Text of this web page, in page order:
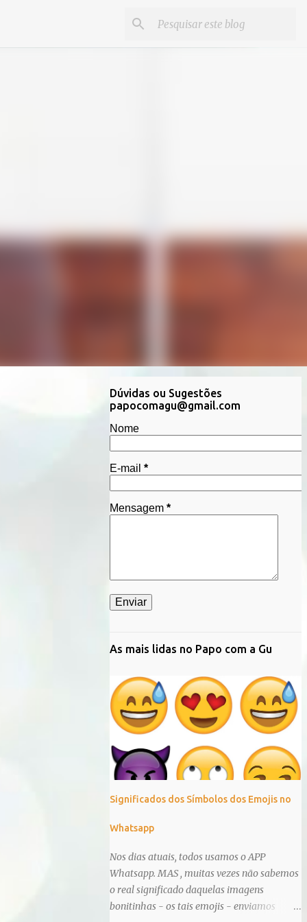
Dúvidas ou Sugestões
papocomagu@gmail.com
Nome
E-mail *
Mensagem *
As mais lidas no Papo com a Gu
Significados dos Símbolos dos Emojis no
Whatsapp
Nos dias atuais, todos usamos o APP
Whatsapp. MAS , muitas vezes não sabemos
o real significado daquelas imagens
bonitinhas - os tais emojis - enviamos